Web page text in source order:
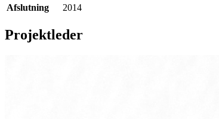
Afslutning
2014
Projektleder